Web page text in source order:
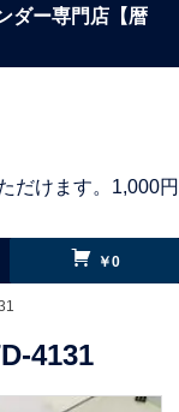
ダー専門店【暦
だけます。1,000円
￥0
4131